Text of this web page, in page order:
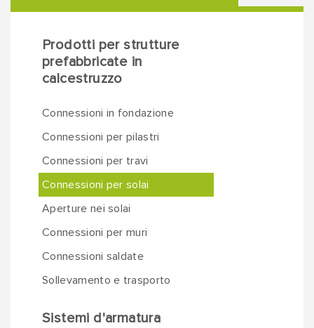
Prodotti per strutture
prefabbricate in
calcestruzzo
Connessioni in fondazione
Connessioni per pilastri
Connessioni per travi
Connessioni per solai
Aperture nei solai
Connessioni per muri
Connessioni saldate
Sollevamento e trasporto
Sistemi d'armatura